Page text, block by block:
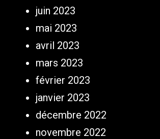
juin 2023
mai 2023
avril 2023
mars 2023
février 2023
janvier 2023
décembre 2022
novembre 2022